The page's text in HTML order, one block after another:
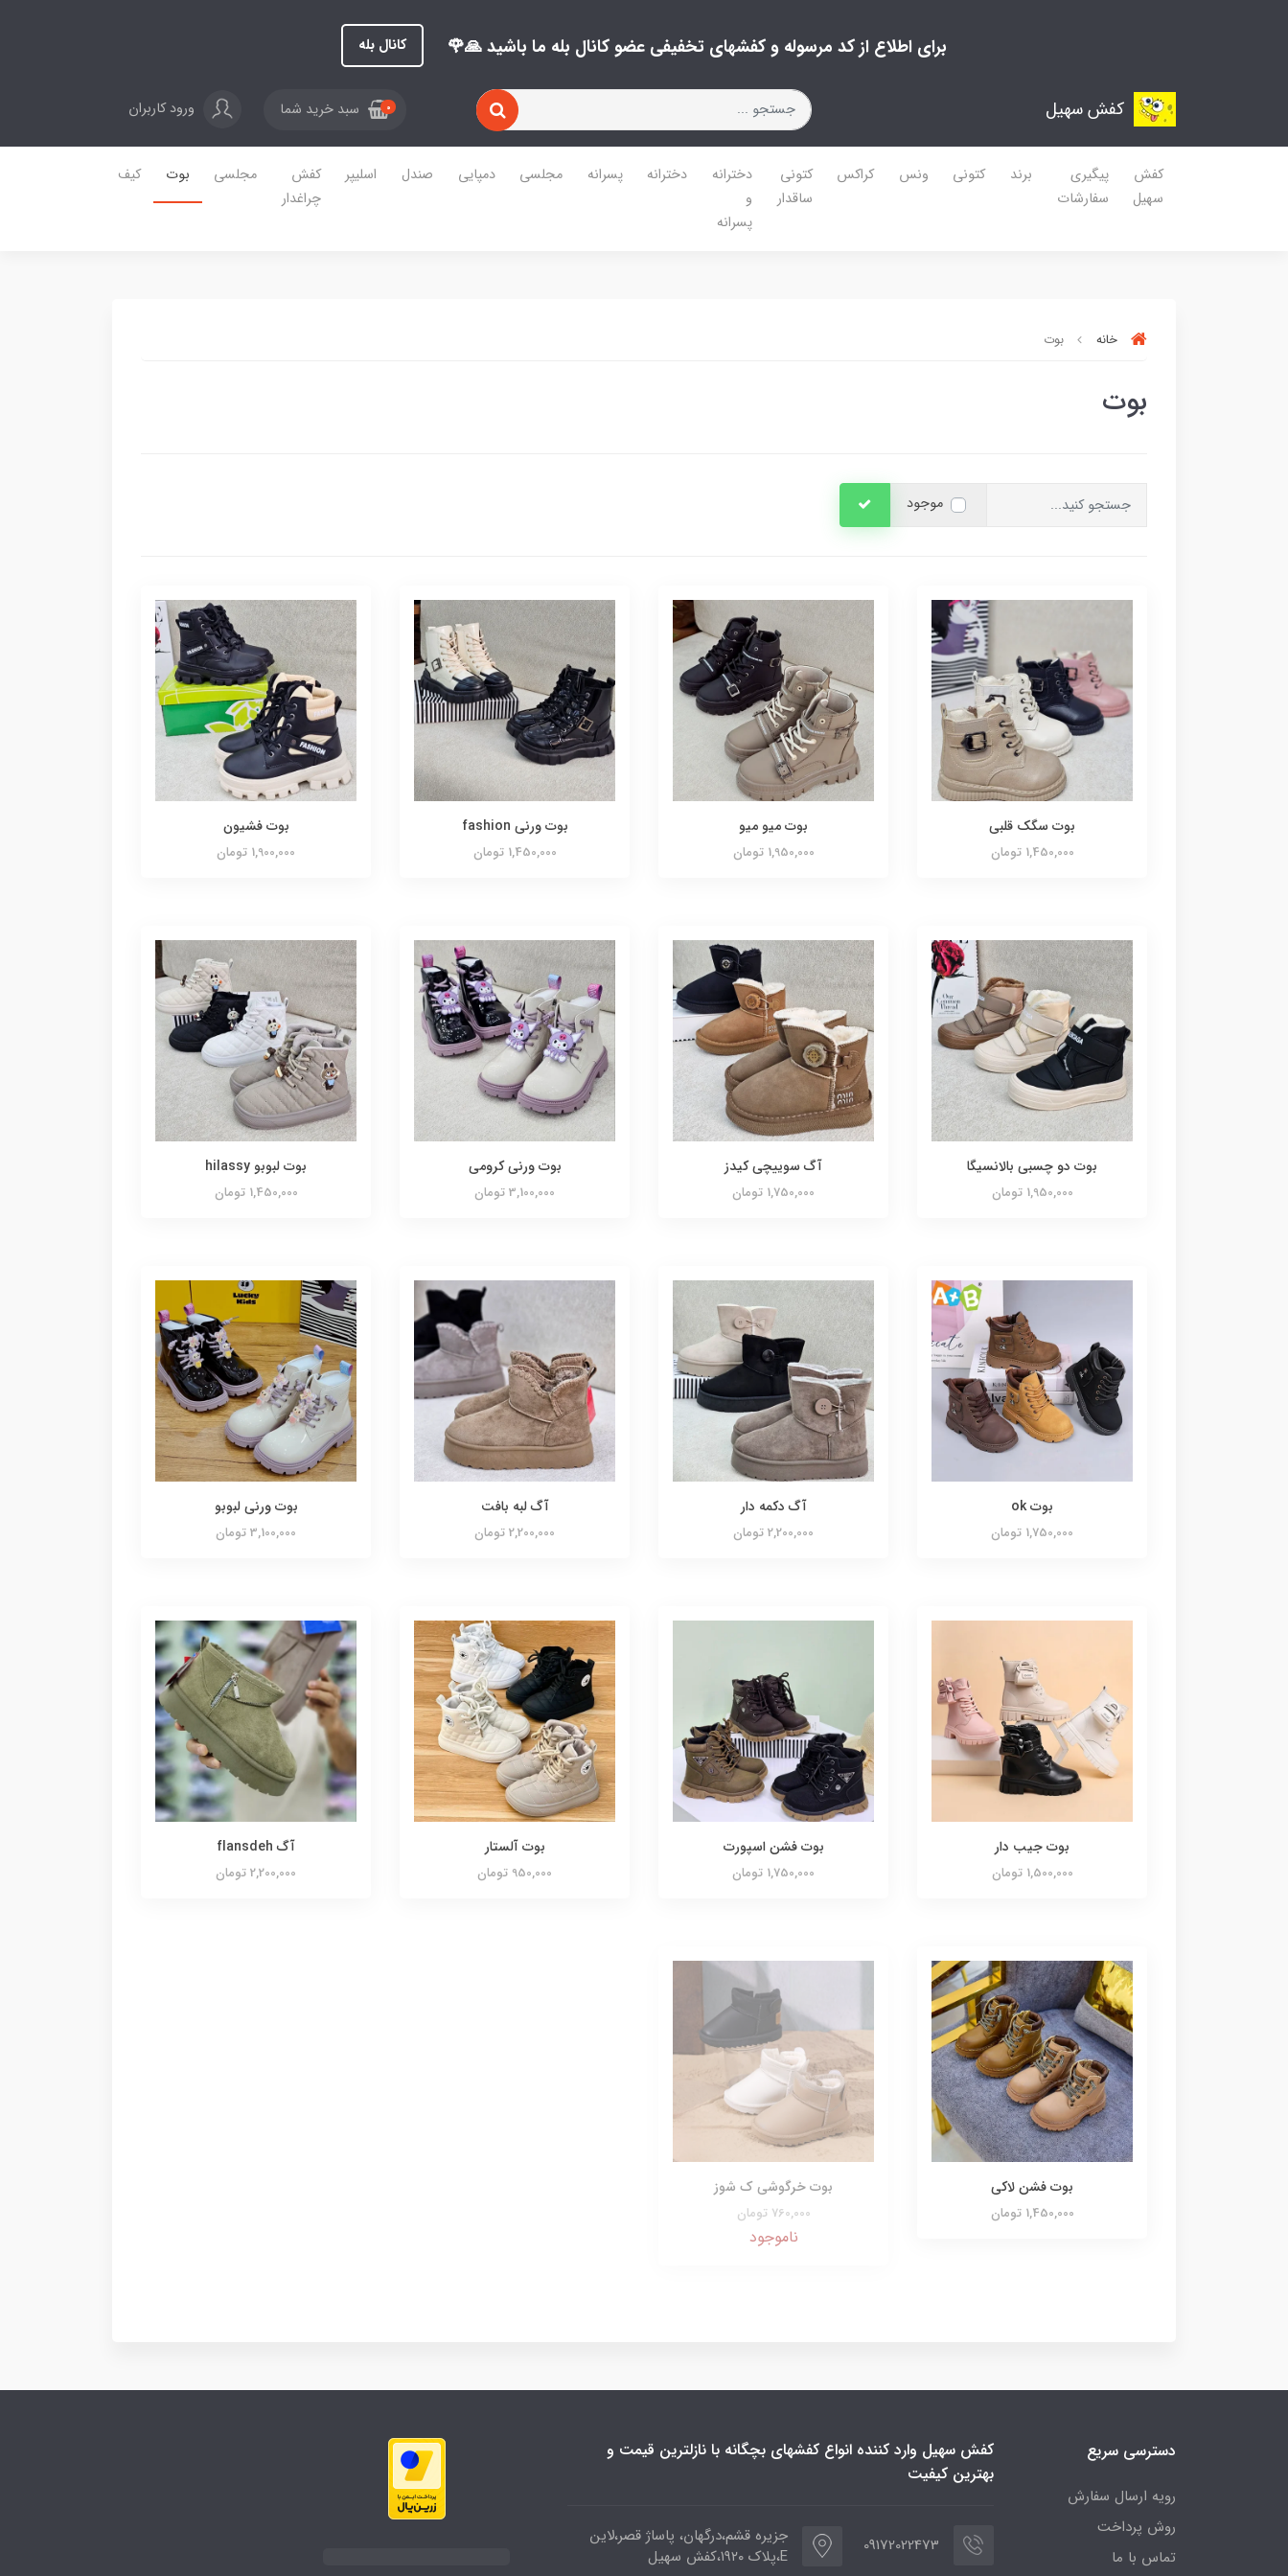
برای اطلاع از کد مرسوله و کفشهای تخفیفی عضو کانال بله ما باشید 🙏🌹 کانال بله
کفش سهیل 0 سبد خرید شما ورود کاربران
کفش
سهیل
پیگیری
سفارشات
برند کتونی ونس کراکس
کتونی
ساقدار
دخترانه
و
پسرانه
دخترانه پسرانه مجلسی دمپایی صندل اسلیپر
کفش
چراغدار
مجلسی بوت کیف
خانه بوت
بوت
موجود
بوت سگک قلبی
1,450,000 تومان
بوت میو میو
1,950,000 تومان
بوت ورنی fashion
1,450,000 تومان
بوت فشیون
1,900,000 تومان
بوت دو چسبی بالانسیگا
1,950,000 تومان
آگ سوییچی کیدز
1,750,000 تومان
بوت ورنی کرومی
3,100,000 تومان
بوت لبوبو hilassy
1,450,000 تومان
بوت ok
1,750,000 تومان
آگ دکمه دار
2,200,000 تومان
آگ لبه بافت
2,200,000 تومان
بوت ورنی لبوبو
3,100,000 تومان
بوت جیب دار
1,500,000 تومان
بوت فشن اسپورت
1,750,000 تومان
بوت آلستار
950,000 تومان
آگ flansdeh
2,200,000 تومان
بوت فشن لاکی
1,450,000 تومان
بوت خرگوشی ک شوز
760,000 تومان
ناموجود
دسترسی سریع
رویه ارسال سفارش
روش پرداخت
تماس با ما
کفش سهیل وارد کننده انواع کفشهای بچگانه با نازلترین قیمت و
بهترین کیفیت
09172022473
جزیره قشم،درگهان، پاساژ قصر،لاین
E،پلاک ۱۹۲۰،کفش سهیل